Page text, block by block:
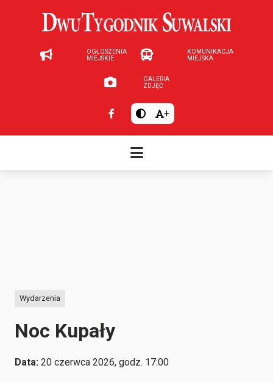
OGŁOSZENIA
MIEJSKIE
KOMUNIKACJA
MIEJSKA
GALERIA
ZDJĘĆ
+
Wydarzenia
Noc Kupały
Data: 20 czerwca 2026, godz. 17:00